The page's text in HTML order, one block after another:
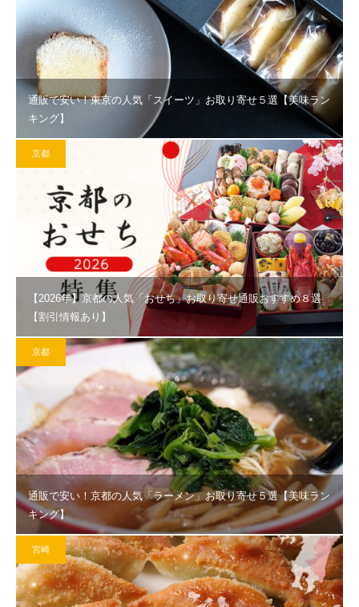
通販で安い！東京の人気「スイーツ」お取り寄せ５選【美味ラン
キング】
京都
【2026年】京都の人気「おせち」お取り寄せ通販おすすめ８選
【割引情報あり】
京都
通販で安い！京都の人気「ラーメン」お取り寄せ５選【美味ラン
キング】
宮崎